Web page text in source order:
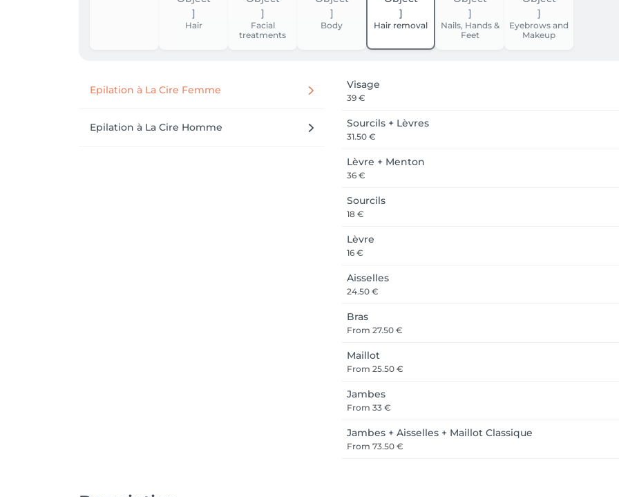
Hair
Facial
treatments
Body Hair removal
Nails, Hands &
Feet
Eyebrows and
Makeup
Epilation à La Cire Femme
Epilation à La Cire Homme
Visage
39 €
Sourcils + Lèvres
31.50 €
Lèvre + Menton
36 €
Sourcils
18 €
Lèvre
16 €
Aisselles
24.50 €
Bras
From 27.50 €
Maillot
From 25.50 €
Jambes
From 33 €
Jambes + Aisselles + Maillot Classique
From 73.50 €